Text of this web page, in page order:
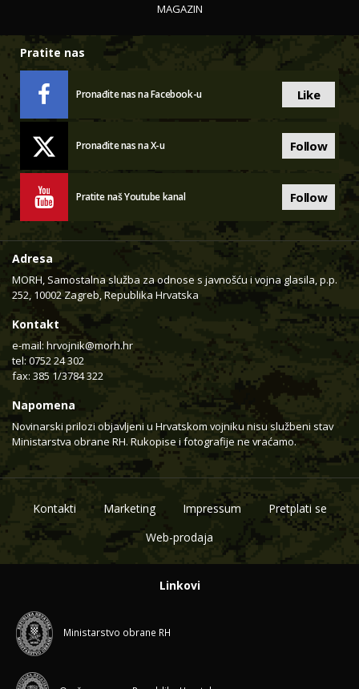
MAGAZIN
Pratite nas
Pronađite nas na Facebook-u Like
Pronađite nas na X-u Follow
Pratite naš Youtube kanal Follow
Adresa
MORH, Samostalna služba za odnose s javnošću i vojna glasila, p.p.
252, 10002 Zagreb, Republika Hrvatska
Kontakt
e-mail: hrvojnik@morh.hr
tel: 0752 24 302
fax: 385 1/3784 322
Napomena
Novinarski prilozi objavljeni u Hrvatskom vojniku nisu službeni stav
Ministarstva obrane RH. Rukopise i fotografije ne vraćamo.
Kontakti Marketing Impressum
Pretplati se
Web-prodaja
Linkovi
Ministarstvo obrane RH